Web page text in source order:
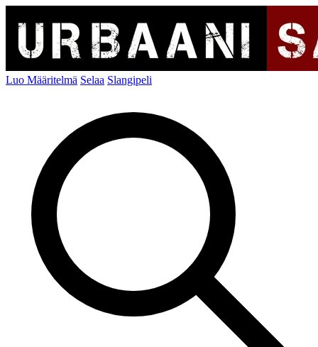
Luo Määritelmä Selaa Slangipeli